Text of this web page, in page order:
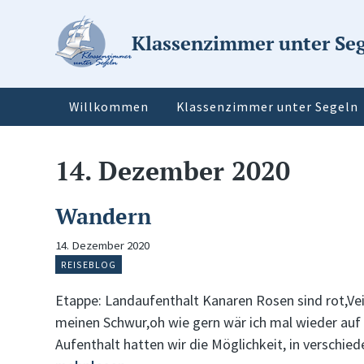
Klassenzimmer unter
Willkommen Klassenzimmer unter Segeln
14. Dezember 2020
Wandern
14. Dezember 2020
REISEBLOG
Etappe: Landaufenthalt Kanaren Rosen sind
meinen Schwur,oh wie gern wär ich mal wieder
Aufenthalt hatten wir die Möglichkeit, in